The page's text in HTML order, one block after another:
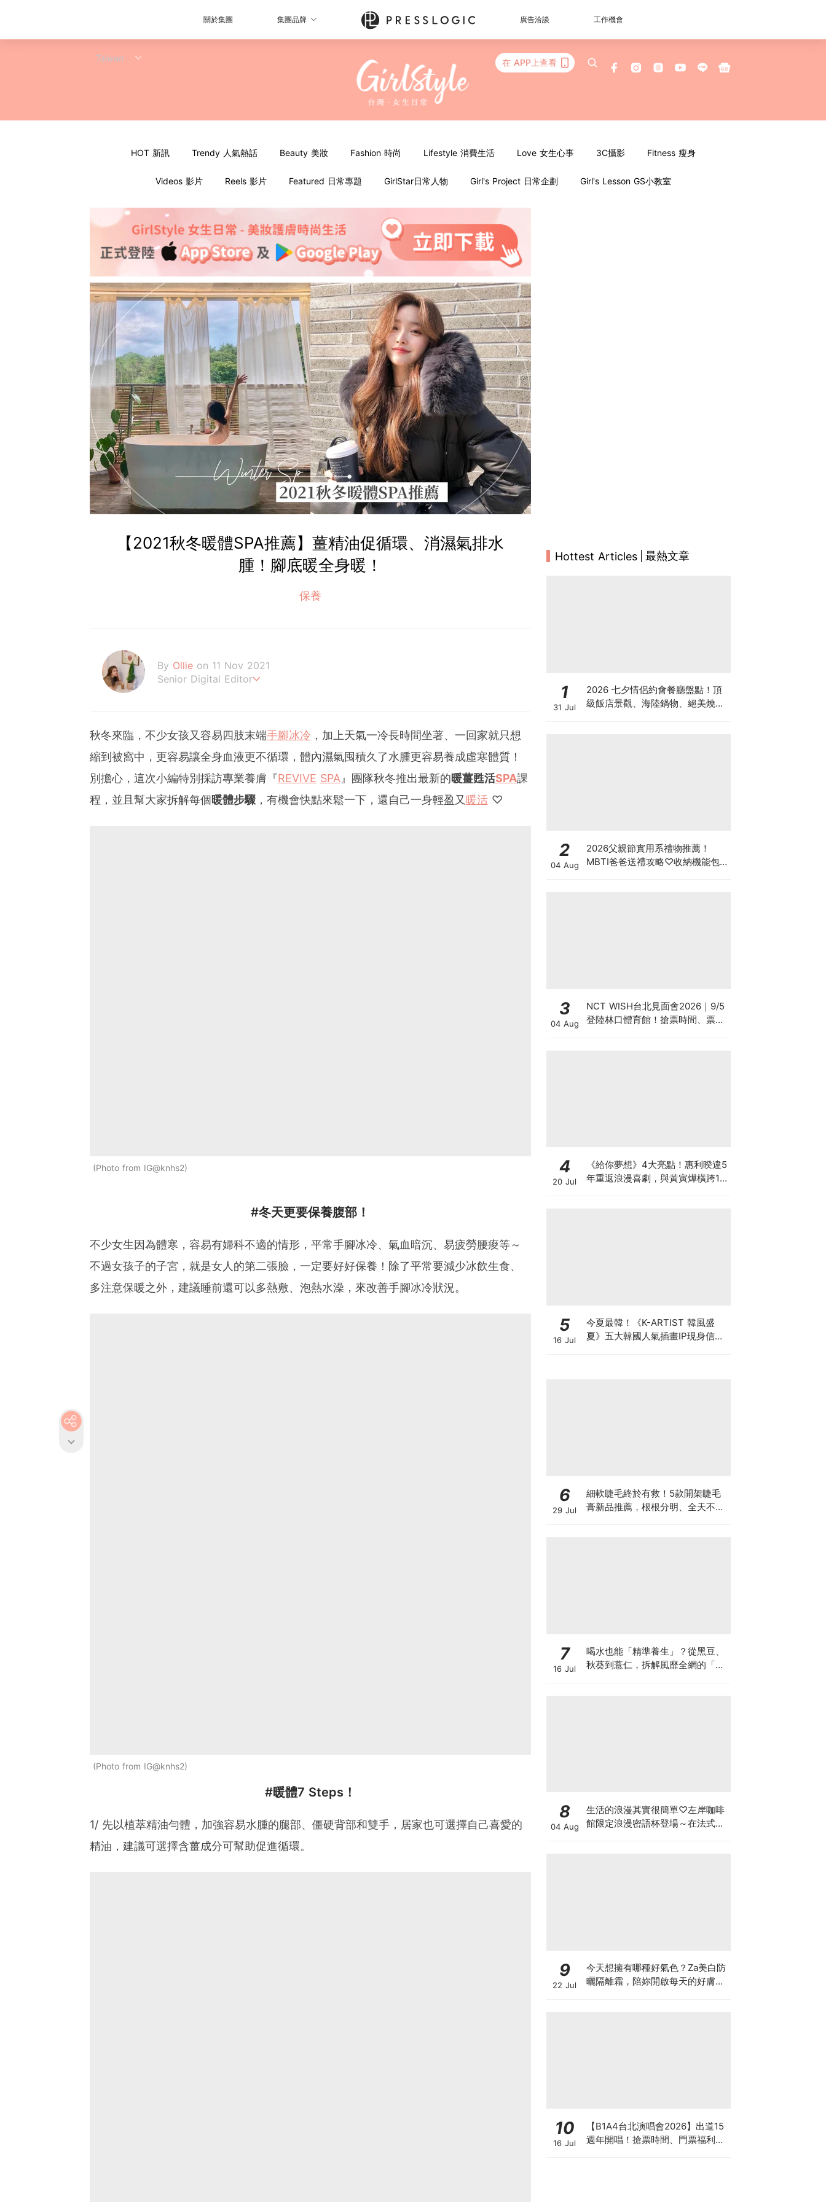
關於集團 集團品牌 廣告洽談 工作機會
在 APP上查看
HOT 新訊 Trendy 人氣熱話 Beauty 美妝 Fashion 時尚 Lifestyle 消費生活 Love 女生心事 3C攝影 Fitness 瘦身
Videos 影片 Reels 影片 Featured 日常專題 GirlStar日常人物 Girl's Project 日常企劃 Girl's Lesson GS小教室
【2021秋冬暖體SPA推薦】薑精油促循環、消濕氣排水
腫！腳底暖全身暖！
保養
By Ollie on 11 Nov 2021
Senior Digital Editor
秋冬來臨，不少女孩又容易四肢末端手腳冰冷 ，加上天氣一冷長時間坐著、一回家就只想
縮到被窩中，更容易讓全身血液更不循環，體內濕氣囤積久了水腫更容易養成虛寒體質！
別擔心，這次小編特別採訪專業養膚『REVIVE SPA』團隊秋冬推出最新的暖薑甦活SPA課
程，並且幫大家拆解每個暖體步驟，有機會快點來鬆一下，還自己一身輕盈又暖活♡
Photo from IG@knhs2
#冬天更要保養腹部！
不少女生因為體寒，容易有婦科不適的情形，平常手腳冰冷、氣血暗沉、易疲勞腰痠等～
不過女孩子的子宮，就是女人的第二張臉，一定要好好保養！除了平常要減少冰飲生食、
多注意保暖之外，建議睡前還可以多熱敷、泡熱水澡，來改善手腳冰冷狀況。
Photo from IG@knhs2
#暖體7 Steps！
1/ 先以植萃精油勻體，加強容易水腫的腿部、僵硬背部和雙手，居家也可選擇自己喜愛的
精油，建議可選擇含薑成分可幫助促進循環。
Hottest Articles 最熱文章
1
31 Jul
2026 七夕情侶約會餐廳盤點！頂
級飯店景觀、海陸鍋物、絕美燒肉
2
04 Aug
2026父親節實用系禮物推薦！
MBTI爸爸送禮攻略♡收納機能包
3
04 Aug
NCT WISH台北見面會2026｜9/5
登陸林口體育館！搶票時間、票價
4
20 Jul
《給你夢想》4大亮點！惠利暌違5
年重返浪漫喜劇，與黃寅燁橫跨15
5
16 Jul
今夏最韓！《K-ARTIST 韓風盛
夏》五大韓國人氣插畫IP現身信義
6
29 Jul
細軟睫毛終於有救！5款開架睫毛
膏新品推薦，根根分明、全天不塌
7
16 Jul
喝水也能「精準養生」？從黑豆、
秋葵到薏仁，拆解風靡全網的「食
8
04 Aug
生活的浪漫其實很簡單♡左岸咖啡
館限定浪漫密語杯登場～在法式咖
9
22 Jul
今天想擁有哪種好氣色？Za美白防
曬隔離霜，陪妳開啟每天的好膚
10
16 Jul
【B1A4台北演唱會2026】出道15
週年開唱！搶票時間、門票福利、